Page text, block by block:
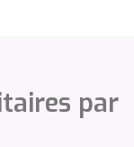
par